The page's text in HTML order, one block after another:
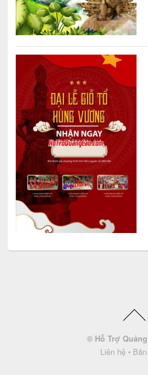
© Hỗ Trợ
Liên hệ •